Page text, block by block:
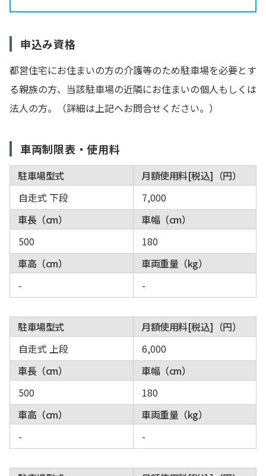
申込み資格
都営住宅にお住まいの方の介護等のため駐車場を必要とす
る親族の方、当該駐車場の近隣にお住まいの個人もしくは
法人の方。（詳細は上記へお問合せください。）
車両制限表・使用料
駐車場型式
月額使用料[税込]（円）
自走式 下段
7,000
車長（cm）
車幅（cm）
500
180
車高（cm）
車両重量（kg）
-
-
駐車場型式
月額使用料[税込]（円）
自走式 上段
6,000
車長（cm）
車幅（cm）
500
180
車高（cm）
車両重量（kg）
-
-